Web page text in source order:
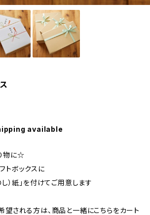
available
物に☆
トボックスに
し）紙」を付けてご用意します
望される方は、商品と一緒にこちらをカート